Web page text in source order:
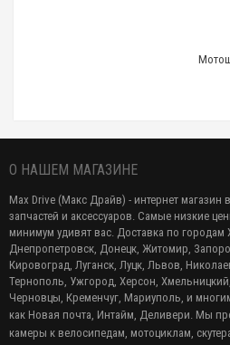
Мотошина Deli (Delitire)
1
О НАШЕМ МАГАЗИНЕ
Max Drive (Макс Драйв) - интернет
запчастей и аксессуаров. Самые низкие
минимум удивят вас. Доставка по городам
Днепропетровск, Донецк, Житомир,
Кировоград, Луганск, Луцк, Львов,
Тернополь, Ужгород, Херсон,
Черновцы, Кременчуг, Мариуполь, и
как Новая почта, Интайм, Деливери. Мы
камеры к велосипедам, мотоциклам,